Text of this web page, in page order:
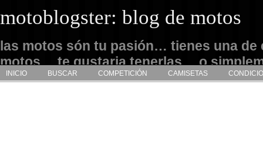
motoblogster: blog de motos
las motos són tu pasión… tienes una de
motos… te gustaria tenerlas… o
admirarlas… este es tu sitio
INICIO BUSCAR COMPETICIÓN CAMISETAS